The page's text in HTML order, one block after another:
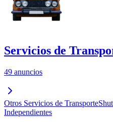
Servicios de
49 anuncios
Otros Servicios de Transporte
Independientes